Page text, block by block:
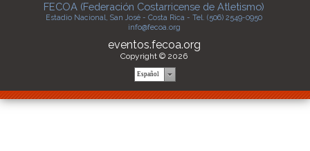
FECOA (Federación Costarricense de Atletismo)
Estadio Nacional, San José - Costa Rica - Tel. (506) 2549-0950
info@fecoa.org
eventos.fecoa.org
Copyright © 2026